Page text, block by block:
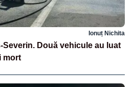
Ionuț Nichita
Două vehicule au luat
mort